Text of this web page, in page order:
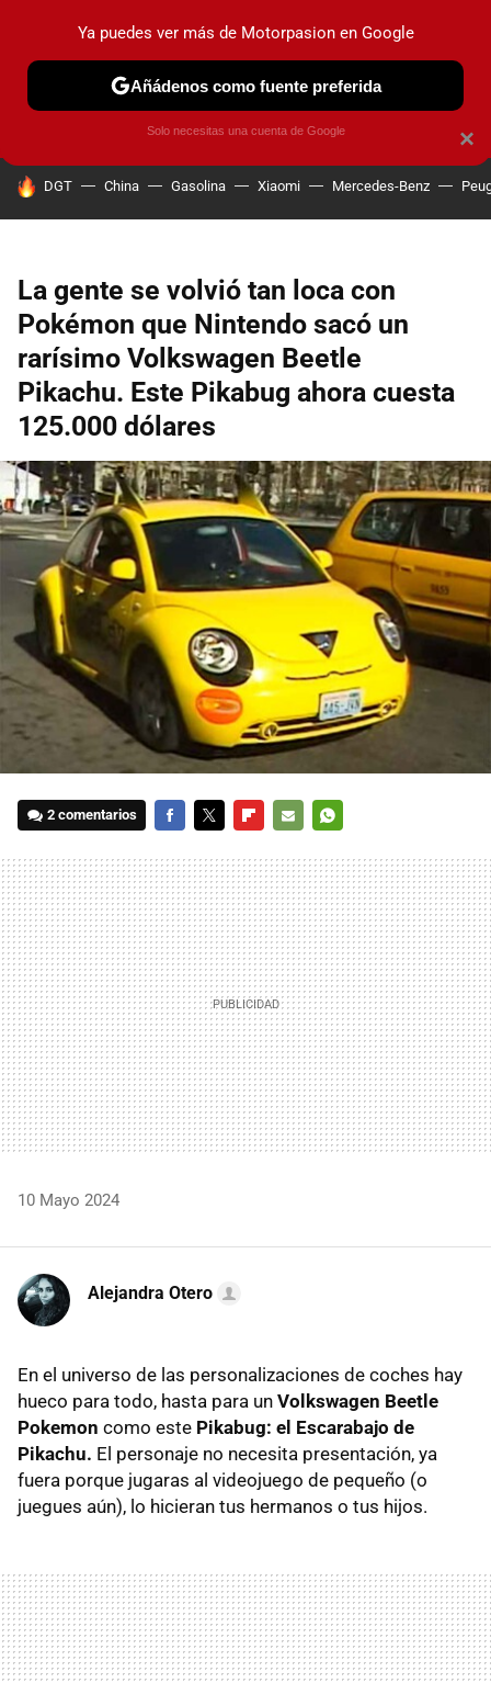
PRUEBAS COCHES ELÉCTRICOS OBSERVATORIO
HOY SE HABLA DE
DGT China Gasolina Xiaomi Mercedes-Benz
La gente se volvió tan loca con
Pokémon que Nintendo sacó un
rarísimo Volkswagen Beetle
Pikachu. Este Pikabug ahora cuesta
125.000 dólares
2 comentarios
MAIL
10 Mayo 2024
Alejandra Otero
En el universo de las personalizaciones de coches hay
hueco para todo, hasta para un Volkswagen Beetle
Pokemon como este Pikabug: el Escarabajo de
Pikachu. El personaje no necesita presentación, ya
fuera porque jugaras al videojuego de pequeño (o
juegues aún), lo hicieran tus hermanos o tus hijos.
×
Ya puedes ver más de Motorpasion en Google
Añádenos como fuente preferida
Solo necesitas una cuenta de Google